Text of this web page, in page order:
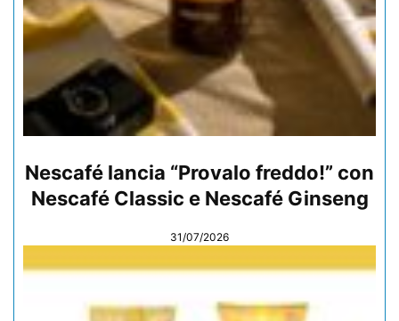
Nescafé lancia “Provalo freddo!” con
Nescafé Classic e Nescafé Ginseng
31/07/2026